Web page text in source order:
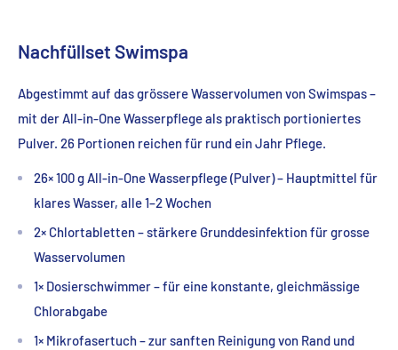
Nachfüllset Swimspa
Abgestimmt auf das grössere Wasservolumen von Swimspas –
mit der All-in-One Wasserpflege als praktisch portioniertes
Pulver. 26 Portionen reichen für rund ein Jahr Pflege.
26× 100 g All-in-One Wasserpflege (Pulver) – Hauptmittel für
klares Wasser, alle 1–2 Wochen
2× Chlortabletten – stärkere Grunddesinfektion für grosse
Wasservolumen
1× Dosierschwimmer – für eine konstante, gleichmässige
Chlorabgabe
1× Mikrofasertuch – zur sanften Reinigung von Rand und